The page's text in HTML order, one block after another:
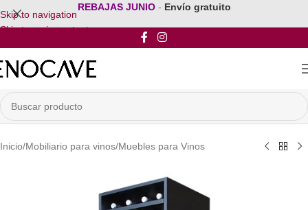
Skip to navigation
Skip to main content
REBAJAS JUNIO - Envío gratuito
Inicio/Mobiliario para vinos/Muebles para Vinos